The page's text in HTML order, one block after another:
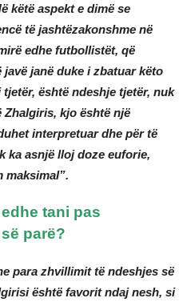
këtë aspekt e dimë se
të jashtëzakonshme në
edhe futbollistët, që
janë duke i zbatuar këto
është ndeshje tjetër, nuk
Zhalgiris, kjo është një
interpretuar dhe për të
ka asnjë lloj doze euforie,
maksimal”.
tani pas
parë?
para zhvillimit të ndeshjes së
është favorit ndaj nesh, si